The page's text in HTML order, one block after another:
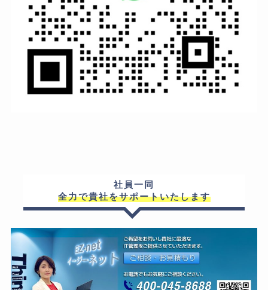
社員一同
全力で貴社をサポートいたします